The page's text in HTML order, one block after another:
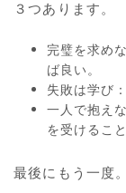
３つあります。
完璧を求め
ば良い。
失敗は学び
一人で抱え
を受けるこ
最後にもう一度。